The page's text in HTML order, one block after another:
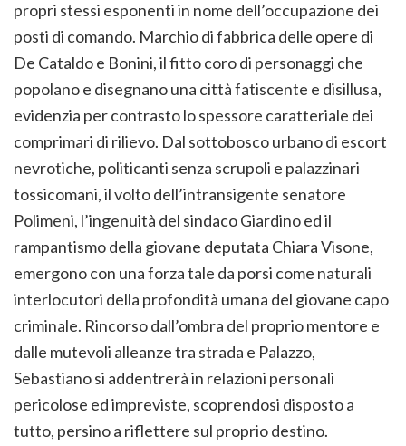
propri stessi esponenti in nome dell’occupazione dei
posti di comando. Marchio di fabbrica delle opere di
De Cataldo e Bonini, il fitto coro di personaggi che
popolano e disegnano una città fatiscente e disillusa,
evidenzia per contrasto lo spessore caratteriale dei
comprimari di rilievo. Dal sottobosco urbano di escort
nevrotiche, politicanti senza scrupoli e palazzinari
tossicomani, il volto dell’intransigente senatore
Polimeni, l’ingenuità del sindaco Giardino ed il
rampantismo della giovane deputata Chiara Visone,
emergono con una forza tale da porsi come naturali
interlocutori della profondità umana del giovane capo
criminale. Rincorso dall’ombra del proprio mentore e
dalle mutevoli alleanze tra strada e Palazzo,
Sebastiano si addentrerà in relazioni personali
pericolose ed impreviste, scoprendosi disposto a
tutto, persino a riflettere sul proprio destino.